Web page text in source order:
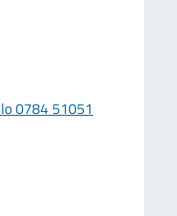
0784 51051